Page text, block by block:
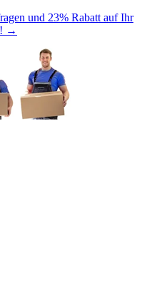
und 23% Rabatt auf Ihr
→